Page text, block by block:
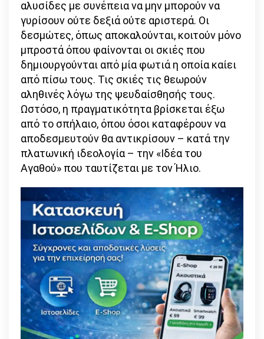
αλυσίδες με συνέπεια να μην μπορούν να
γυρίσουν ούτε δεξιά ούτε αριστερά. Οι
δεσμώτες, όπως αποκαλούνται, κοιτούν μόνο
μπροστά όπου φαίνονται οι σκιές που
δημιουργούνται από μία φωτιά η οποία καίει
από πίσω τους. Τις σκιές τις θεωρούν
αληθινές λόγω της ψευδαίσθησής τους.
Ωστόσο, η πραγματικότητα βρίσκεται έξω
από το σπήλαιο, όπου όσοι καταφέρουν να
αποδεσμευτούν θα αντικρίσουν – κατά την
πλατωνική ιδεολογία – την «Ιδέα του
Αγαθού» που ταυτίζεται με τον Ήλιο.